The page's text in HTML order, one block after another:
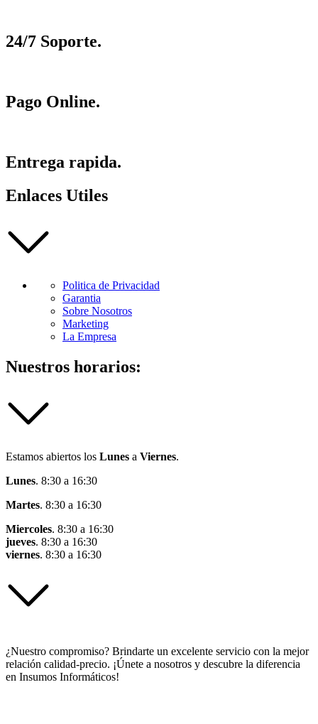
24/7 Soporte.
Pago Online.
Entrega rapida.
Enlaces Utiles
Politica de Privacidad
Garantia
Sobre Nosotros
Marketing
La Empresa
Nuestros horarios:
Estamos abiertos los Lunes a Viernes.
Lunes. 8:30 a 16:30
Martes. 8:30 a 16:30
Miercoles. 8:30 a 16:30
jueves. 8:30 a 16:30
viernes. 8:30 a 16:30
¿Nuestro compromiso? Brindarte un excelente servicio con la mejor
relación calidad-precio. ¡Únete a nosotros y descubre la diferencia
en Insumos Informáticos!